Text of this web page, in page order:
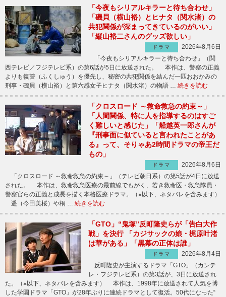
「今夜もシリアルキラーと待ち合わせ」
「磯貝（横山裕）とヒナタ（関水渚）の
共犯関係が深まってきているのがいい」
「縦山裕二さんのグッズ欲しい」
ドラマ
2026年8月6日
「今夜もシリアルキラーと待ち合わせ」（関
西テレビ／フジテレビ系）の第6話が5日に放送された。 本作は、警察の正義
よりも復讐（ふくしゅう）を優先し、秘密の共犯関係を結んだ一匹おおかみの
刑事・磯貝（横山裕）と第六感女子ヒナタ（関水渚）の物語 … 続きを読む
「クロスロード ～救命救急の約束～」
「人間関係、特に人を指導するのはすご
く難しいと感じた」「船越英一郎さんが
『刑事面に似ていると言われたことがあ
る』って、そりゃあ2時間ドラマの帝王だ
もの」
ドラマ
2026年8月6日
「クロスロード ～救命救急の約束～」（テレビ朝日系）の第5話が4日に放送
された。 本作は、救命救急医療の最前線でもがく、若き救命医・救急隊員・
警察官らの正義と成長を描く本格医療ドラマ。（※以下、ネタバレを含みます）
遥（今田美桜）や桐 … 続きを読む
「GTO」“鬼塚”反町隆史らが「告白大作
戦」を決行 「カジサックの娘・梶原叶渚
は華がある」「黒幕の正体は誰」
ドラマ
2026年8月4日
反町隆史が主演するドラマ「GTO」（カンテ
レ・フジテレビ系）の第3話が、3日に放送され
た。（※以下、ネタバレを含みます） 本作は、1998年に放送されて人気を博
した学園ドラマ「GTO」が28年ぶりに連続ドラマとして復活。50代になった“